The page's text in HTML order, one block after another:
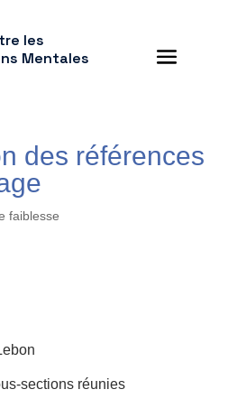
les
Mentales
des références
faiblesse
sections réunies